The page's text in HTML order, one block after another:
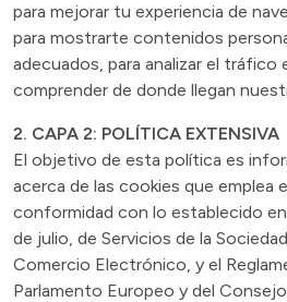
para mejorar tu experiencia de
para mostrarte contenidos
adecuados, para analizar el tráfico
comprender de donde llegan
2. CAPA 2: POLÍTICA EXTENSIVA
El objetivo de esta política es
acerca de las cookies que emplea
conformidad con lo establecido
de julio, de Servicios de la
Comercio Electrónico, y el
Parlamento Europeo y del